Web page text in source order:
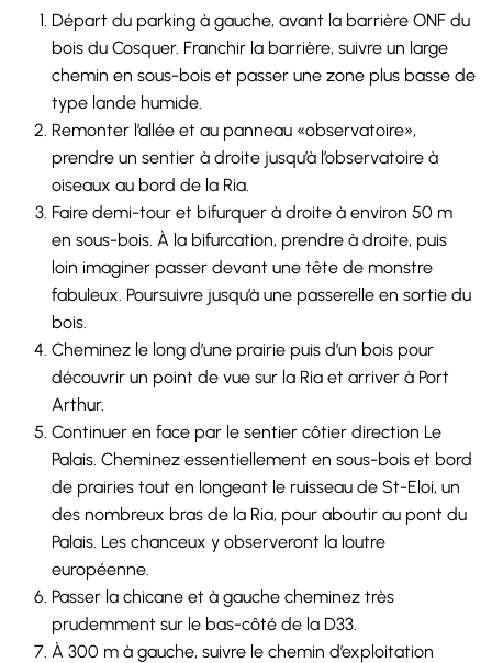
Départ du parking à gauche, avant la barrière ONF du
bois du Cosquer. Franchir la barrière, suivre un large
chemin en sous-bois et passer une zone plus basse de
type lande humide.
Remonter l’allée et au panneau «observatoire»,
prendre un sentier à droite jusqu’à l’observatoire à
oiseaux au bord de la Ria.
Faire demi-tour et bifurquer à droite à environ 50 m
en sous-bois. À la bifurcation, prendre à droite, puis
loin imaginer passer devant une tête de monstre
fabuleux. Poursuivre jusqu’à une passerelle en sortie du
bois.
Cheminez le long d’une prairie puis d’un bois pour
découvrir un point de vue sur la Ria et arriver à Port
Arthur.
Continuer en face par le sentier côtier direction Le
Palais. Cheminez essentiellement en sous-bois et bord
de prairies tout en longeant le ruisseau de St-Eloi, un
des nombreux bras de la Ria, pour aboutir au pont du
Palais. Les chanceux y observeront la loutre
européenne.
Passer la chicane et à gauche cheminez très
prudemment sur le bas-côté de la D33.
À 300 m à gauche, suivre le chemin d’exploitation